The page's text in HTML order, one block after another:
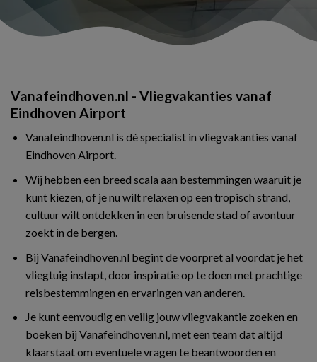
Vanafeindhoven.nl - Vliegvakanties vanaf
Eindhoven Airport
Vanafeindhoven.nl is dé specialist in vliegvakanties vanaf
Eindhoven Airport.
Wij hebben een breed scala aan bestemmingen waaruit je
kunt kiezen, of je nu wilt relaxen op een tropisch strand,
cultuur wilt ontdekken in een bruisende stad of avontuur
zoekt in de bergen.
Bij Vanafeindhoven.nl begint de voorpret al voordat je het
vliegtuig instapt, door inspiratie op te doen met prachtige
reisbestemmingen en ervaringen van anderen.
Je kunt eenvoudig en veilig jouw vliegvakantie zoeken en
boeken bij Vanafeindhoven.nl, met een team dat altijd
klaarstaat om eventuele vragen te beantwoorden en